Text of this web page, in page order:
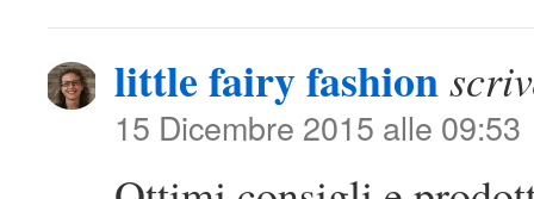
little fairy fashion
15 Dicembre 2015 alle 09:53